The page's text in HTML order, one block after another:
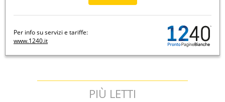
Per info su servizi e tariffe:
www.1240.it
PIÙ LETTI